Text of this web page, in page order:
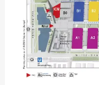
a）与全球电
来科技的无
和创新。
围、在电子